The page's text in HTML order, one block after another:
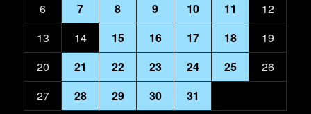
6
7 8 9 10 11
12
13
14 15 16 17 18
19
20
21 22 23 24 25
26
27
28 29 30
31